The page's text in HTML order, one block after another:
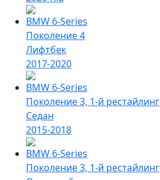
BMW 6-Series
Поколение 4
Лифтбек
2017-2020
BMW 6-Series
Поколение 3, 1-й рестайлинг
Седан
2015-2018
BMW 6-Series
Поколение 3, 1-й рестайлинг